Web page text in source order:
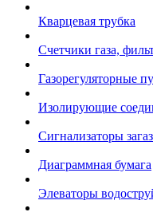
Кварцевая трубка
Счетчики газа,
Газорегуляторные
Изолирующие
Сигнализаторы
Диаграммная бумага
Элеваторы